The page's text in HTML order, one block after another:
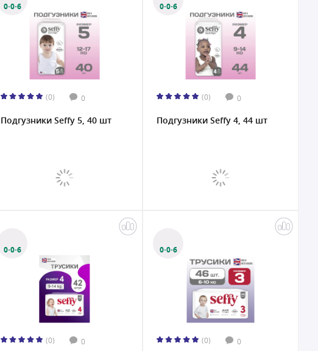
0·0·6
(0) 0
Подгузники Seffy 5, 40 шт
0·0·6
(0) 0
Подгузники Seffy 4, 44 шт
0·0·6
(0) 0
0·0·6
(0) 0